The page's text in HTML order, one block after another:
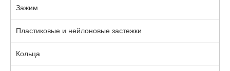
Зажим
Пластиковые и нейлоновые застежки
Кольца